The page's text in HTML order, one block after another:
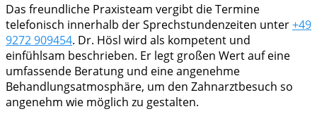
Das freundliche Praxisteam vergibt die Termine
telefonisch innerhalb der Sprechstundenzeiten unter+49
9272 909454. Dr. Hösl wird als kompetent und
einfühlsam beschrieben. Er legt großen Wert auf eine
umfassende Beratung und eine angenehme
Behandlungsatmosphäre, um den Zahnarztbesuch so
angenehm wie möglich zu gestalten.